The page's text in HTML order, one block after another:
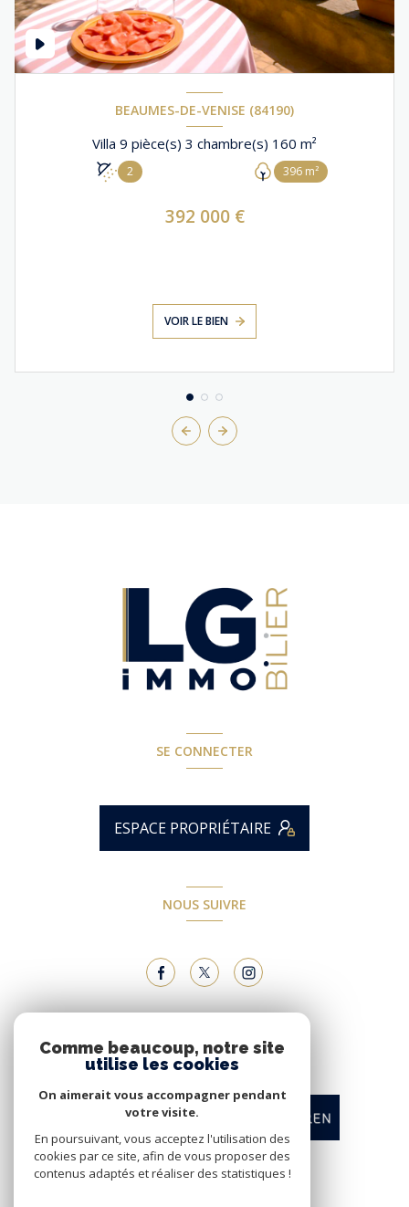
BEAUMES-DE-VENISE (84190)
Villa 9 pièce(s) 3 chambre(s) 160 m²
2 396 m²
392 000 €
VOIR LE BIEN
SE CONNECTER
ESPACE PROPRIÉTAIRE
NOUS SUIVRE
NOUS ADHÉRONS
Comme beaucoup, notre site
utilise les cookies
On aimerait vous accompagner pendant
votre visite.
En poursuivant, vous acceptez l'utilisation des
cookies par ce site, afin de vous proposer des
contenus adaptés et réaliser des statistiques !